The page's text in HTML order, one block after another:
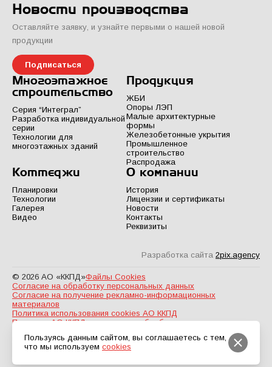
Пользуясь данным сайтом, вы соглашаетесь с тем,
что мы используем cookies
Новости производства
Оставляйте заявку, и узнайте первыми о нашей новой
продукции
Подписаться
Многоэтажное
строительство
Серия “Интеграл”
Разработка индивидуальной
серии
Технологии для
многоэтажных зданий
Продукция
ЖБИ
Опоры ЛЭП
Малые архитектурные
формы
Железобетонные укрытия
Промышленное
строительство
Распродажа
Коттеджи
Планировки
Технологии
Галерея
Видео
О компании
История
Лицензии и сертификаты
Новости
Контакты
Реквизиты
Разработка сайта 2pix.agency
© 2026 АО «ККПД»Файлы Cookies
Согласие на обработку персональных данных
Согласие на получение рекламно-информационных
материалов
Политика использования cookies АО ККПД
Политика АО ККПД в отношении обработки персональных